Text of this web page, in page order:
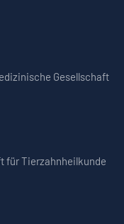
Gesellschaft
für Tierzahnheilkunde